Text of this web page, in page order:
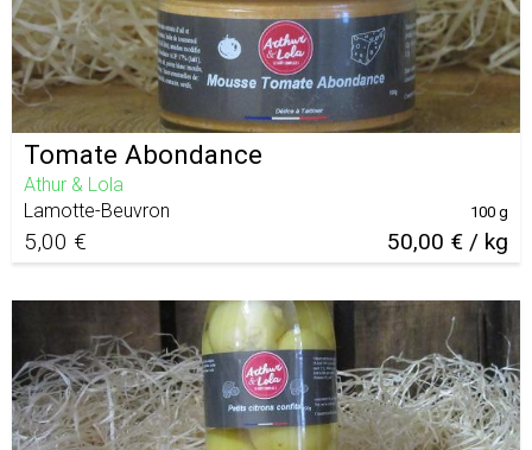
Tomate Abondance
Athur & Lola
Lamotte-Beuvron
5,00 € 50,00 € / kg
100 g